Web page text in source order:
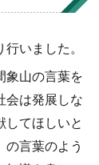
いました。
象山の言葉を
会は発展しな
してほしいと
の言葉のよう